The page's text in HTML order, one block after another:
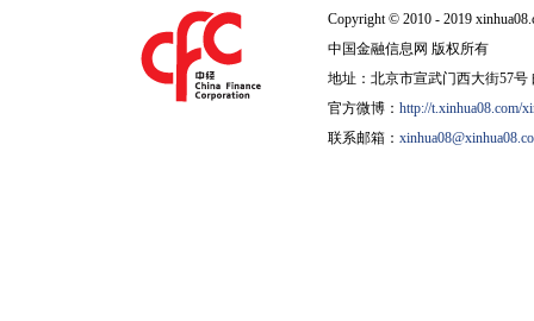
Copyright © 2010 - 2019
中国金融信息网 版权所有
地址：北京市宣武门西大街57号
官方微博： http://t.xinhua08.com/
联系邮箱：